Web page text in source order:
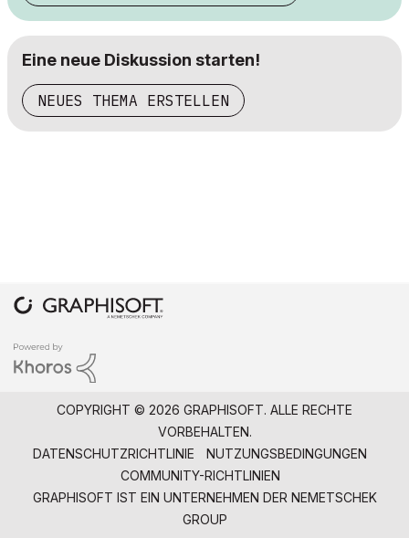
Eine neue Diskussion starten!
NEUES THEMA ERSTELLEN
COPYRIGHT © 2026 GRAPHISOFT. ALLE RECHTE
VORBEHALTEN.
DATENSCHUTZRICHTLINIE
NUTZUNGSBEDINGUNGEN
COMMUNITY-RICHTLINIEN
GRAPHISOFT IST EIN UNTERNEHMEN DER NEMETSCHEK
GROUP